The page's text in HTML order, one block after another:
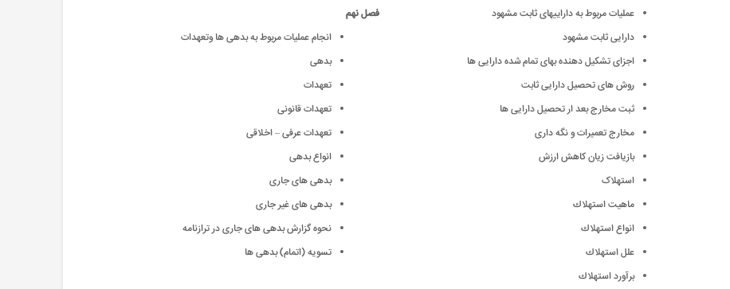
عملیات مربوط به داراییهای ثابت مشهود
دارایی ثابت مشهود
اجزای تشکیل دهنده بهای تمام شده دارایی ها
روش های تحصیل دارایی ثابت
ثبت مخارج بعد ار تحصیل دارایی ها
مخارج تعمیرات و نگه داری
بازیافت زیان کاهش ارزش
استهلاک
ماهيت استهلاك
انواع استهلاك
علل استهلاك
برآورد استهلاك
فصل نهم
انجام عملیات مربوط به بدهی ها وتعهدات
بدهی
تعهدات
تعهدات قانونی
تعهدات عرفی – اخلاقی
انواع بدهی
بدهی های جاری
بدهی های غیر جاری
نحوه گزارش بدهی های جاری در ترازنامه
تسویه (اتمام) بدهی ها